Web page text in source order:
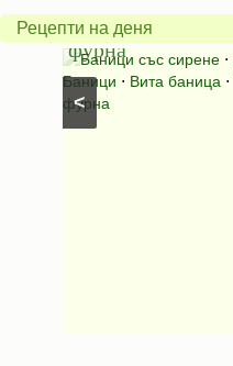
Рецепти на деня
<
халогенна
фурна
Баници със сирене ⋅
Баници ⋅ Вита баница ⋅
фурна